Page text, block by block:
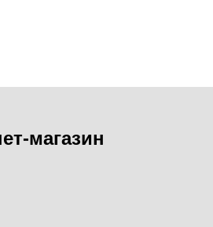
магазин